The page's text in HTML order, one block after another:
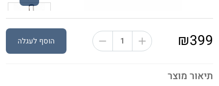
תיאור מוצר
₪399 הוסף לעגלה
Next